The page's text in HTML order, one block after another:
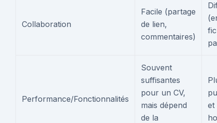
Collaboration
Facile (partage
de lien,
commentaires)
Performance/Fonctionnalités
Souvent
suffisantes
pour un CV,
mais dépend
de la
et